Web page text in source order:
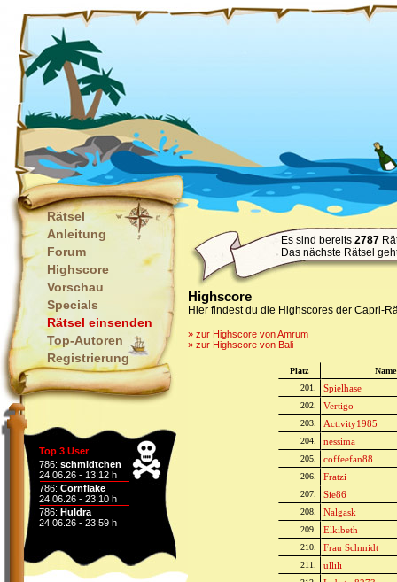
Rätsel
Anleitung
Forum
Highscore
Vorschau
Specials
Rätsel einsenden
Top-Autoren
Registrierung
Top 3 User
786: schmidtchen
24.06.26 - 13:12 h
786: Cornflake
24.06.26 - 23:10 h
786: Huldra
24.06.26 - 23:59 h
Es sind bereits 2787
Das nächste Rätsel
Highscore
Hier findest du die Highscores der Capri-
» zur Highscore von Amrum
» zur Highscore von Bali
Platz
Name
201.
Spielhase
202. Vertigo
203. Activity1985
204. nessima
205. coffeefan88
206. Fratzi
207. Sie86
208. Nalgask
209. Elkibeth
210. Frau Schmidt
211. ullili